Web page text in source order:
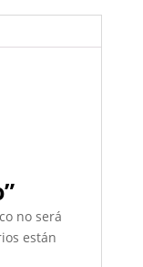
no será
están